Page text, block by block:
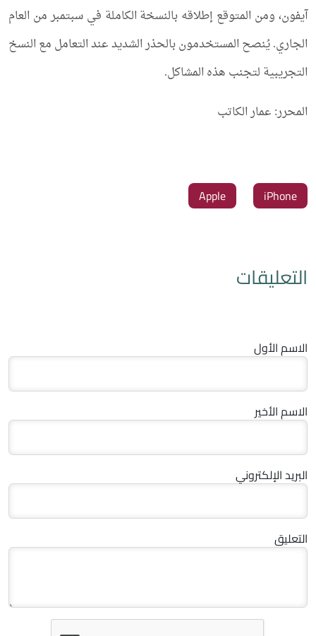
آيفون، ومن المتوقع إطلاقه بالنسخة الكاملة في سبتمبر من العام
الجاري. يُنصح المستخدمون بالحذر الشديد عند التعامل مع النسخ
التجريبية لتجنب هذه المشاكل.
المحرر: عمار الكاتب
التعليقات
الاسم الأول
الاسم الأخير
البريد الإلكتروني
التعليق